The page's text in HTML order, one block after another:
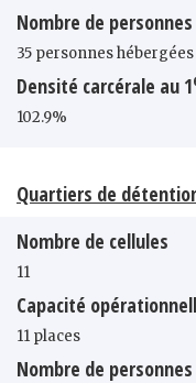
Nombre de personnes
35 personnes hébergées
Densité carcérale au 1
102.9%
Quartiers de
Nombre de cellules
11
Capacité
11 places
Nombre de personnes